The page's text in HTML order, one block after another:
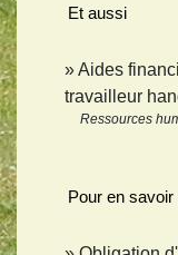
Et aussi
Aides
travailleur
Ressources
Pour en savoir